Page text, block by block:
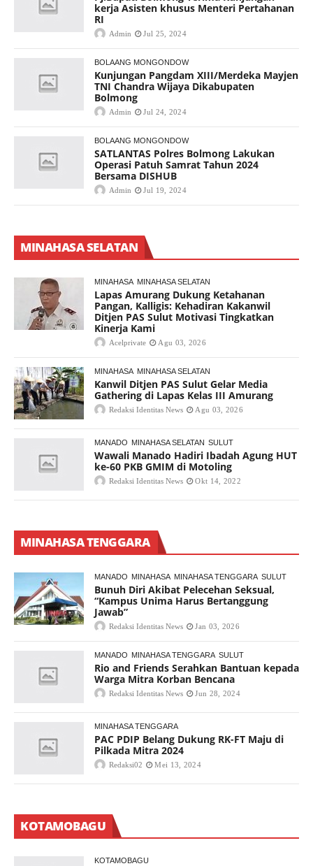
kerja Asisten khusus Menteri Pertahanan
RI
Admin Jul 25, 2024
BOLAANG MONGONDOW
Kunjungan Pangdam XIII/Merdeka Mayjen
TNI Chandra Wijaya Dikabupaten
Bolmong
Admin Jul 24, 2024
BOLAANG MONGONDOW
SATLANTAS Polres Bolmong Lakukan
Operasi Patuh Samrat Tahun 2024
Bersama DISHUB
Admin Jul 19, 2024
MINAHASA SELATAN
MINAHASA MINAHASA SELATAN
Lapas Amurang Dukung Ketahanan
Pangan, Kalligis: Kehadiran Kakanwil
Ditjen PAS Sulut Motivasi Tingkatkan
Kinerja Kami
Acelprivate Agu 03, 2026
MINAHASA MINAHASA SELATAN
Kanwil Ditjen PAS Sulut Gelar Media
Gathering di Lapas Kelas III Amurang
Redaksi Identitas News Agu 03, 2026
MANADO MINAHASA SELATAN SULUT
Wawali Manado Hadiri Ibadah Agung HUT
ke-60 PKB GMIM di Motoling
Redaksi Identitas News Okt 14, 2022
MINAHASA TENGGARA
MANADO MINAHASA MINAHASA TENGGARA SULUT
Bunuh Diri Akibat Pelecehan Seksual,
“Kampus Unima Harus Bertanggung
Jawab”
Redaksi Identitas News Jan 03, 2026
MANADO MINAHASA TENGGARA SULUT
Rio and Friends Serahkan Bantuan kepada
Warga Mitra Korban Bencana
Redaksi Identitas News Jun 28, 2024
MINAHASA TENGGARA
PAC PDIP Belang Dukung RK-FT Maju di
Pilkada Mitra 2024
Redaksi02 Mei 13, 2024
KOTAMOBAGU
KOTAMOBAGU